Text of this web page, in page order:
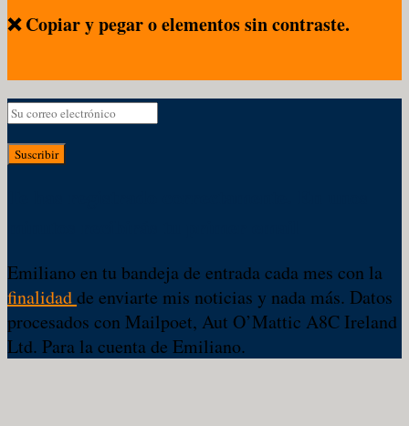
❌ Copiar y pegar o elementos sin contraste.
Suscribir
Emiliano en tu bandeja de entrada cada mes con la
finalidadde enviarte mis noticias y nada más. Datos
procesados con Mailpoet, Aut O’Mattic A8C Ireland
Ltd. Para la cuenta de Emiliano.